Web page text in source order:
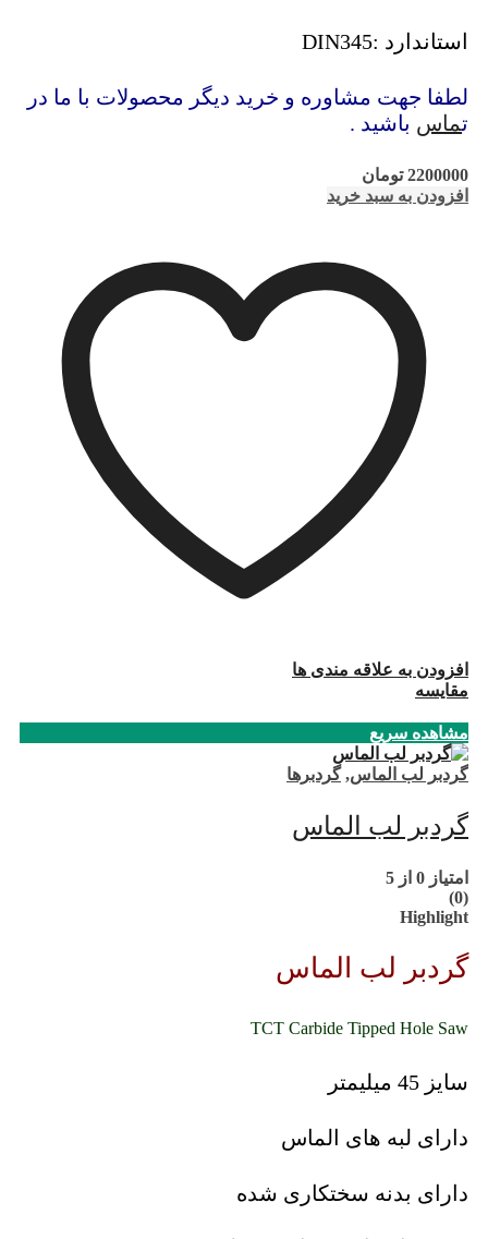
استاندارد :DIN345
لطفا جهت مشاوره و خرید دیگر محصولات با ما در
تماس باشید .
2200000 تومان
افزودن به سبد خرید
افزودن به علاقه مندی ها
مقایسه
مشاهده سریع
گردبر لب الماس,گردبرها
گردبر لب الماس
امتیاز 0 از 5
(0)
Highlight
گردبر لب الماس
TCT Carbide Tipped Hole Saw
سایز 45 میلیمتر
دارای لبه های الماس
دارای بدنه سختکاری شده